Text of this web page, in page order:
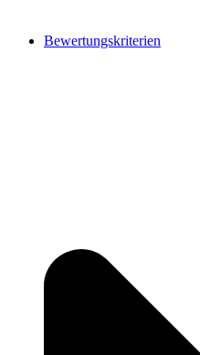
Bewertungskriterien